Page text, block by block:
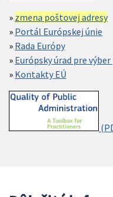
zmena poštovej adresy
Portál Európskej únie
Rada Európy
Európsky úrad pre
Kontakty EÚ